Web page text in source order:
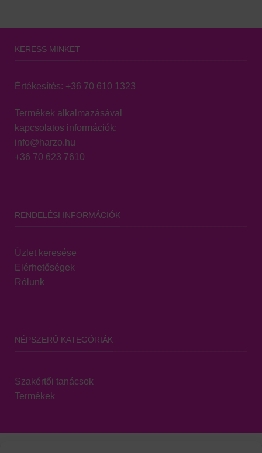
KERESS MINKET
Értékesítés: +36 70 610 1323
Termékek alkalmazásával
kapcsolatos információk:
info@harzo.hu
+36 70 623 7610
RENDELÉSI INFORMÁCIÓK
Üzlet keresése
Elérhetőségek
Rólunk
NÉPSZERŰ KATEGÓRIÁK
Szakértői tanácsok
Termékek